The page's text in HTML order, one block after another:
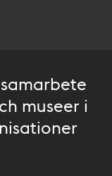
museer i